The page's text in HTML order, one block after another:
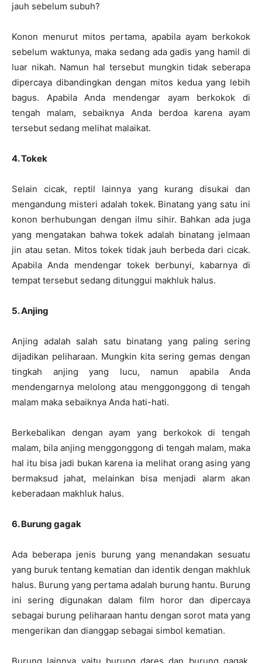
jauh sebelum subuh?
Konon menurut mitos pertama, apabila ayam berkokok
sebelum waktunya, maka sedang ada gadis yang hamil di
luar nikah. Namun hal tersebut mungkin tidak seberapa
dipercaya dibandingkan dengan mitos kedua yang lebih
bagus. Apabila Anda mendengar ayam berkokok di
tengah malam, sebaiknya Anda berdoa karena ayam
tersebut sedang melihat malaikat.
4. Tokek
Selain cicak, reptil lainnya yang kurang disukai dan
mengandung misteri adalah tokek. Binatang yang satu ini
konon berhubungan dengan ilmu sihir. Bahkan ada juga
yang mengatakan bahwa tokek adalah binatang jelmaan
jin atau setan. Mitos tokek tidak jauh berbeda dari cicak.
Apabila Anda mendengar tokek berbunyi, kabarnya di
tempat tersebut sedang ditunggui makhluk halus.
5. Anjing
Anjing adalah salah satu binatang yang paling sering
dijadikan peliharaan. Mungkin kita sering gemas dengan
tingkah anjing yang lucu, namun apabila Anda
mendengarnya melolong atau menggonggong di tengah
malam maka sebaiknya Anda hati-hati.
Berkebalikan dengan ayam yang berkokok di tengah
malam, bila anjing menggonggong di tengah malam, maka
hal itu bisa jadi bukan karena ia melihat orang asing yang
bermaksud jahat, melainkan bisa menjadi alarm akan
keberadaan makhluk halus.
6. Burung gagak
Ada beberapa jenis burung yang menandakan sesuatu
yang buruk tentang kematian dan identik dengan makhluk
halus. Burung yang pertama adalah burung hantu. Burung
ini sering digunakan dalam film horor dan dipercaya
sebagai burung peliharaan hantu dengan sorot mata yang
mengerikan dan dianggap sebagai simbol kematian.